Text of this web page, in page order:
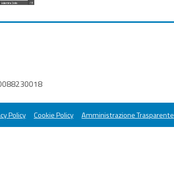
Policy Cookie Policy Amministrazione Trasparente